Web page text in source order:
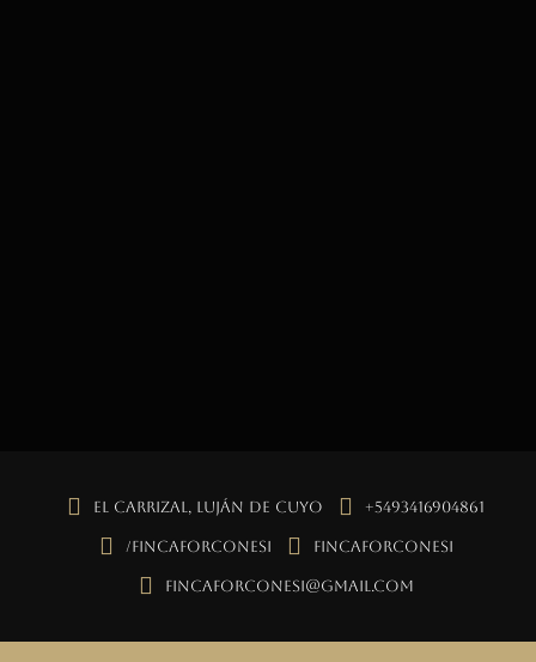
El Carrizal, Luján de Cuyo +5493416904861
/fincaforconesi fincaforconesi
fincaforconesi@gmail.com